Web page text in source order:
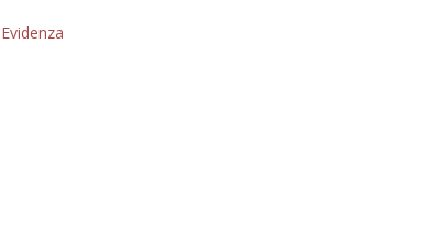
Evidenza